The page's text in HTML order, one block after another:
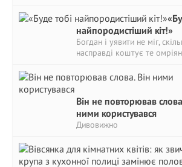
найпородистіший кіт!»
Богдан і уявити не міг,
насправді коштує те
Він не повторював
ними користувався
Дивовижно